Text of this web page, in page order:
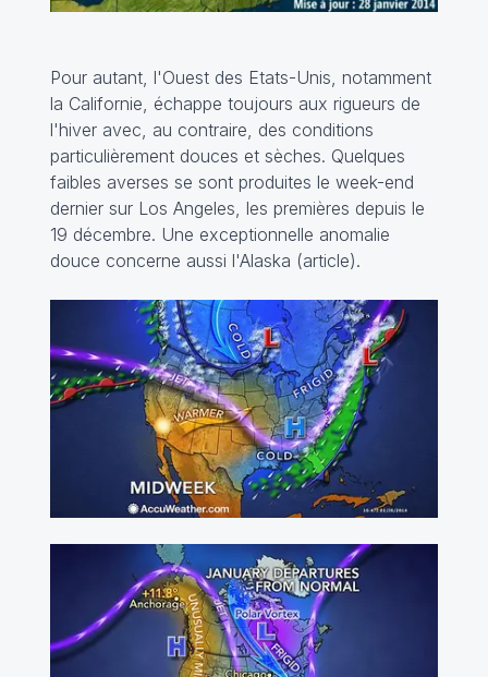
Pour autant, l'Ouest des Etats-Unis, notamment
la Californie, échappe toujours aux rigueurs de
l'hiver avec, au contraire, des conditions
particulièrement douces et sèches. Quelques
faibles averses se sont produites le week-end
dernier sur Los Angeles, les premières depuis le
19 décembre. Une exceptionnelle anomalie
douce concerne aussi l'Alaska (article).